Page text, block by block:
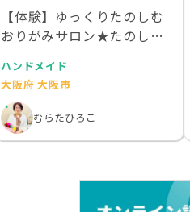
【体験】ゆっくりたのしむ
おりがみサロン★たのしい
ハンドメイド
大阪府 大阪市
むらたひろこ